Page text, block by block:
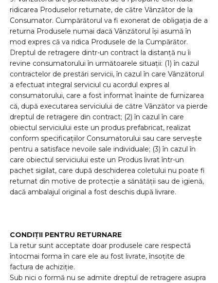
ridicarea Produselor returnate, de către Vânzător de la
Consumator. Cumpărătorul va fi exonerat de obligația de a
returna Produsele numai dacă Vânzătorul își asumă în
mod expres că va ridica Produsele de la Cumpărător.
Dreptul de retragere dintr-un contract la distanță nu îi
revine consumatorului în următoarele situații: (1) în cazul
contractelor de prestări servicii, în cazul în care Vânzătorul
a efectuat integral serviciul cu acordul expres al
consumatorului, care a fost informat înainte de furnizarea
că, după executarea serviciului de către Vânzător va pierde
dreptul de retragere din contract; (2) în cazul în care
obiectul serviciului este un produs prefabricat, realizat
conform specificațiilor Consumatorului sau care servește
pentru a satisface nevoile sale individuale; (3) în cazul în
care obiectul serviciului este un Produs livrat într-un
pachet sigilat, care după deschiderea coletului nu poate fi
returnat din motive de protecție a sănătății sau de igienă,
dacă ambalajul original a fost deschis după livrare.
CONDIȚII PENTRU RETURNARE
La retur sunt acceptate doar produsele care respectă
întocmai forma în care ele au fost livrate, însoțite de
factura de achiziție.
Sub nici o formă nu se admite dreptul de retragere asupra